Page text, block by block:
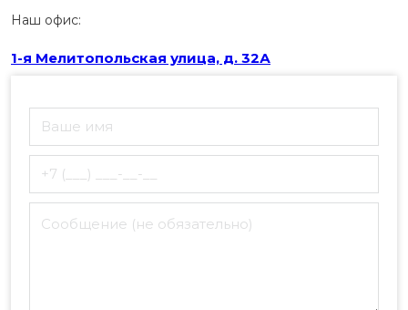
Наш офис:
1-я Мелитопольская улица, д. 32А